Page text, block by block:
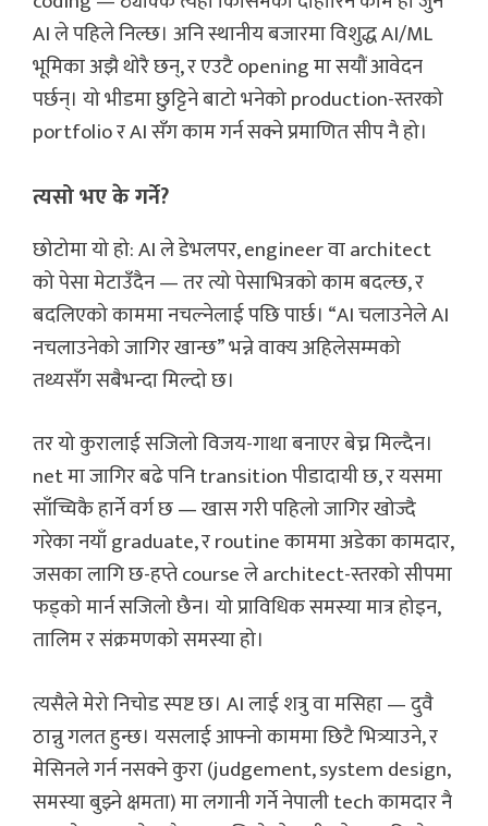
AI ले पहिले निल्छ। अनि स्थानीय बजारमा विशुद्ध AI/ML
भूमिका अझै थोरै छन्, र एउटै opening मा सयौं आवेदन
पर्छन्। यो भीडमा छुट्टिने बाटो भनेको production-स्तरको
portfolio र AI सँग काम गर्न सक्ने प्रमाणित सीप नै हो।
त्यसो भए के गर्ने?
छोटोमा यो हो: AI ले डेभलपर, engineer वा architect
को पेसा मेटाउँदैन — तर त्यो पेसाभित्रको काम बदल्छ, र
बदलिएको काममा नचल्नेलाई पछि पार्छ। “AI चलाउनेले AI
नचलाउनेको जागिर खान्छ” भन्ने वाक्य अहिलेसम्मको
तथ्यसँग सबैभन्दा मिल्दो छ।
तर यो कुरालाई सजिलो विजय-गाथा बनाएर बेच्न मिल्दैन।
net मा जागिर बढे पनि transition पीडादायी छ, र यसमा
साँच्चिकै हार्ने वर्ग छ — खास गरी पहिलो जागिर खोज्दै
गरेका नयाँ graduate, र routine काममा अडेका कामदार,
जसका लागि छ-हप्ते course ले architect-स्तरको सीपमा
फड्को मार्न सजिलो छैन। यो प्राविधिक समस्या मात्र होइन,
तालिम र संक्रमणको समस्या हो।
त्यसैले मेरो निचोड स्पष्ट छ। AI लाई शत्रु वा मसिहा — दुवै
ठान्नु गलत हुन्छ। यसलाई आफ्नो काममा छिटै भित्र्याउने, र
मेसिनले गर्न नसक्ने कुरा (judgement, system design,
समस्या बुझ्ने क्षमता) मा लगानी गर्ने नेपाली tech कामदार नै